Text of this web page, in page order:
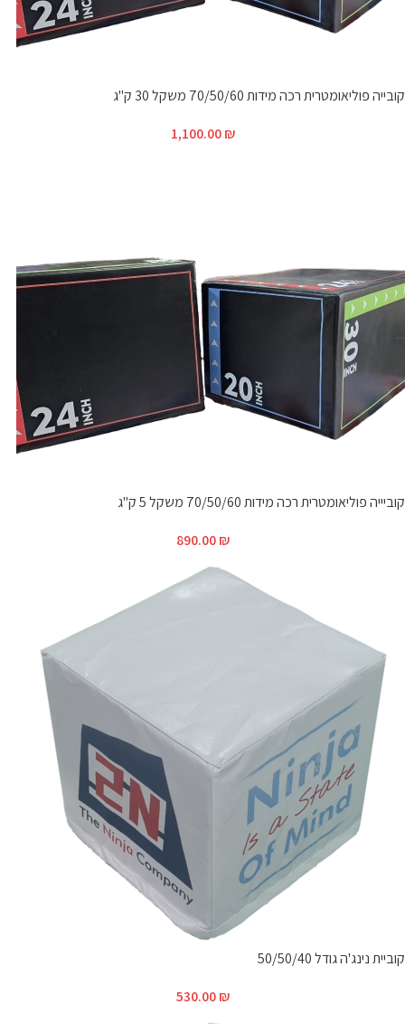
קובייה פוליאומטרית רכה מידות 70/50/60 משקל 30 ק"ג
1,100.00₪
קוביייה פוליאומטרית רכה מידות 70/50/60 משקל 5 ק"ג
890.00₪
קוביית נינג'ה גודל 50/50/40
530.00₪